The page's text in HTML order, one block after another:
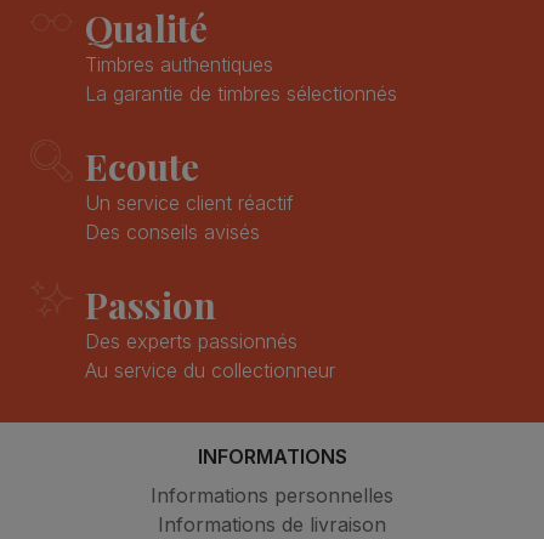
Qualité
Timbres authentiques
La garantie de timbres sélectionnés
Ecoute
Un service client réactif
Des conseils avisés
Passion
Des experts passionnés
Au service du collectionneur
INFORMATIONS
Informations personnelles
Informations de livraison